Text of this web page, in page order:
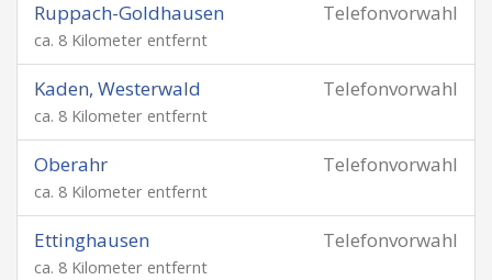
Telefonvorwahl
Ruppach-Goldhausen
ca. 8 Kilometer entfernt
Telefonvorwahl
Kaden, Westerwald
ca. 8 Kilometer entfernt
Telefonvorwahl
Oberahr
ca. 8 Kilometer entfernt
Telefonvorwahl
Ettinghausen
ca. 8 Kilometer entfernt